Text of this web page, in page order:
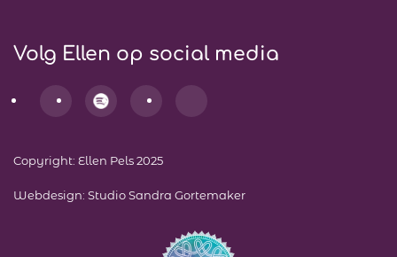
Volg Ellen op social media
Copyright: Ellen Pels 2025
Webdesign: Studio Sandra Gortemaker